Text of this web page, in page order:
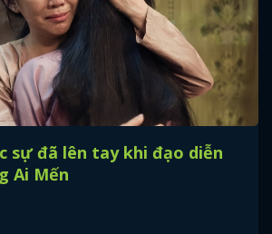
sự đã lên tay khi đạo diễn
Ai Mến